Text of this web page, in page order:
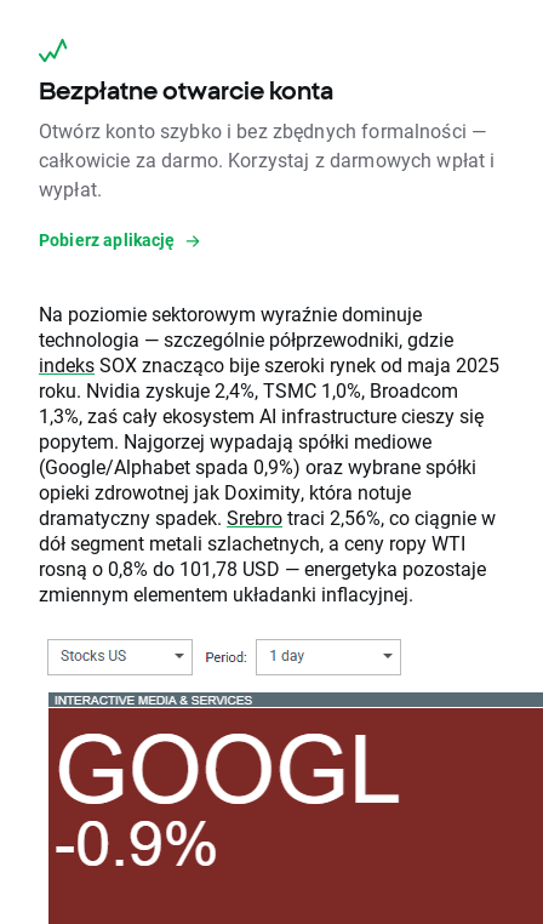
Bezpłatne otwarcie konta
Otwórz konto szybko i bez zbędnych formalności —
całkowicie za darmo. Korzystaj z darmowych wpłat i
wypłat.
Pobierz aplikację
Na poziomie sektorowym wyraźnie dominuje
technologia — szczególnie półprzewodniki, gdzie
indeksSOX znacząco bije szeroki rynek od maja 2025
roku. Nvidia zyskuje 2,4%, TSMC 1,0%, Broadcom
1,3%, zaś cały ekosystem AI infrastructure cieszy się
popytem. Najgorzej wypadają spółki mediowe
(Google/Alphabet spada 0,9%) oraz wybrane spółki
opieki zdrowotnej jak Doximity, która notuje
dramatyczny spadek. Srebrotraci 2,56%, co ciągnie w
dół segment metali szlachetnych, a ceny ropy WTI
rosną o 0,8% do 101,78 USD — energetyka pozostaje
zmiennym elementem układanki inflacyjnej.